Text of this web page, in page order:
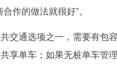
作的做法就很好”。
通选项之一，需要有包容
享单车；如果无桩单车管